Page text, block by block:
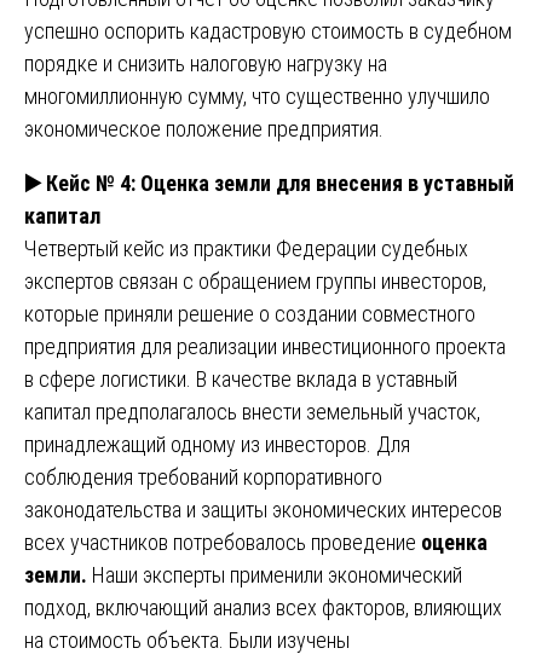
успешно оспорить кадастровую стоимость в судебном
порядке и снизить налоговую нагрузку на
многомиллионную сумму, что существенно улучшило
экономическое положение предприятия.
▶️Кейс № 4: Оценка земли для внесения в уставный
капитал
Четвертый кейс из практики Федерации судебных
экспертов связан с обращением группы инвесторов,
которые приняли решение о создании совместного
предприятия для реализации инвестиционного проекта
в сфере логистики. В качестве вклада в уставный
капитал предполагалось внести земельный участок,
принадлежащий одному из инвесторов. Для
соблюдения требований корпоративного
законодательства и защиты экономических интересов
всех участников потребовалось проведение оценка
земли. Наши эксперты применили экономический
подход, включающий анализ всех факторов, влияющих
на стоимость объекта. Были изучены